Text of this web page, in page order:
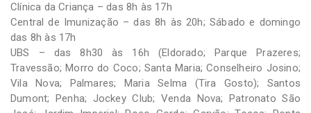
Clínica da Criança – das 8h às 17h
Central de Imunização – das 8h às 20h; Sábado e domingo
das 8h às 17h
UBS – das 8h30 às 16h (Eldorado; Parque Prazeres;
Travessão; Morro do Coco; Santa Maria; Conselheiro Josino;
Vila Nova; Palmares; Maria Selma (Tira Gosto); Santos
Dumont; Penha; Jockey Club; Venda Nova; Patronato São